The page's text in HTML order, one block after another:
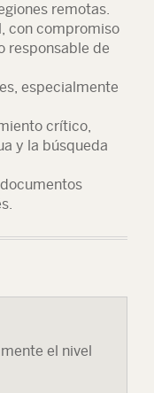
remotas.
con compromiso
responsable de
especialmente
crítico,
y la búsqueda
el nivel